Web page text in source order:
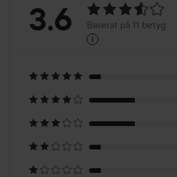
Betyg:
Baserat
på
11
betyg
3.6 Baserat på 11 betyg
i